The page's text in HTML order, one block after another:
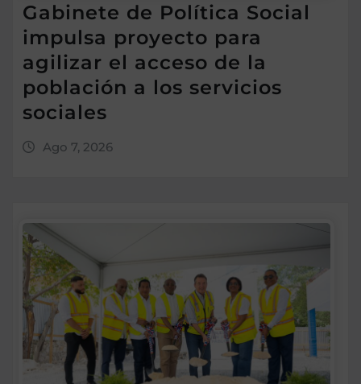
Gabinete de Política Social
impulsa proyecto para
agilizar el acceso de la
población a los servicios
sociales
Ago 7, 2026